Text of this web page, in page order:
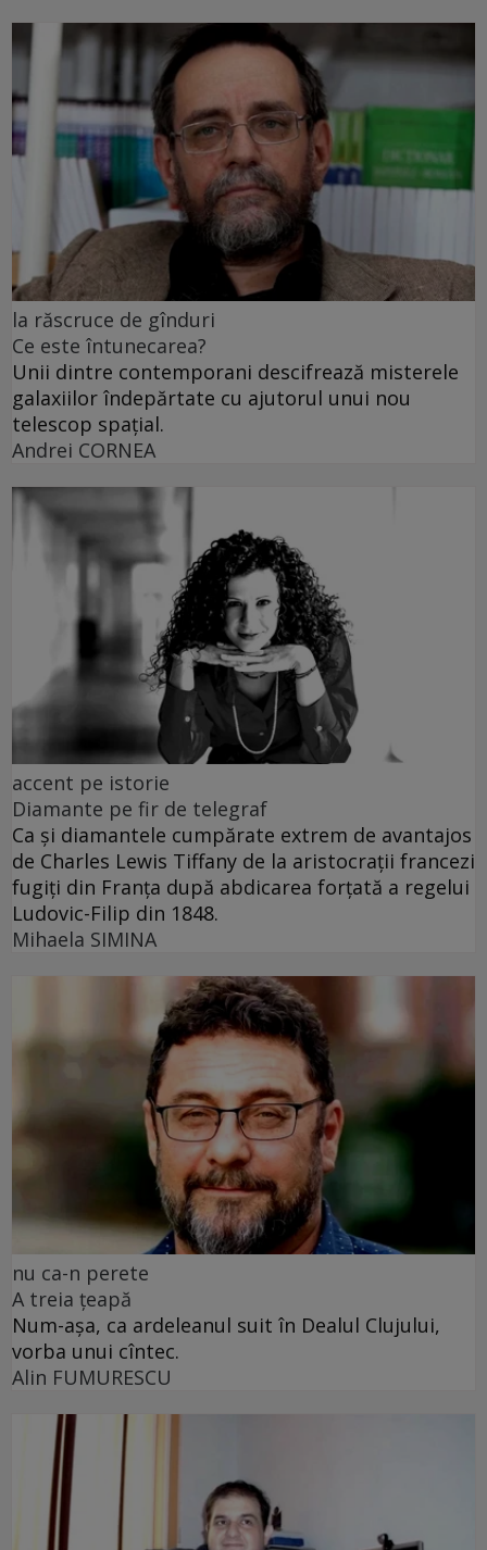
la răscruce de gînduri
Ce este întunecarea?
Unii dintre contemporani descifrează misterele
galaxiilor îndepărtate cu ajutorul unui nou
telescop spațial.
Andrei CORNEA
accent pe istorie
Diamante pe fir de telegraf
Ca și diamantele cumpărate extrem de avantajos
de Charles Lewis Tiffany de la aristocrații francezi
fugiți din Franța după abdicarea forțată a regelui
Ludovic-Filip din 1848.
Mihaela SIMINA
nu ca-n perete
A treia țeapă
Num-așa, ca ardeleanul suit în Dealul Clujului,
vorba unui cîntec.
Alin FUMURESCU